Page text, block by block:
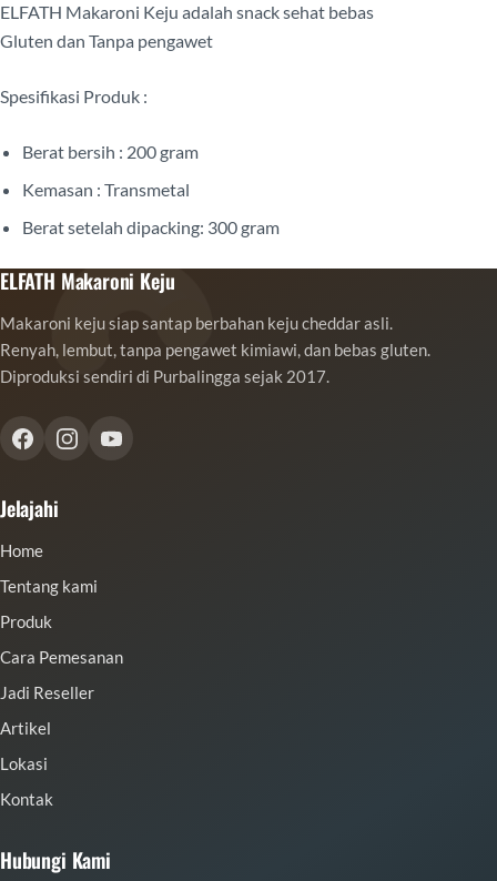
ELFATH Makaroni Keju adalah snack sehat bebas
Gluten dan Tanpa pengawet
Spesifikasi Produk :
Berat bersih : 200 gram
Kemasan : Transmetal
Berat setelah dipacking: 300 gram
ELFATH Makaroni Keju
Makaroni keju siap santap berbahan keju cheddar asli.
Renyah, lembut, tanpa pengawet kimiawi, dan bebas gluten.
Diproduksi sendiri di Purbalingga sejak 2017.
Jelajahi
Home
Tentang kami
Produk
Cara Pemesanan
Jadi Reseller
Artikel
Lokasi
Kontak
Hubungi Kami